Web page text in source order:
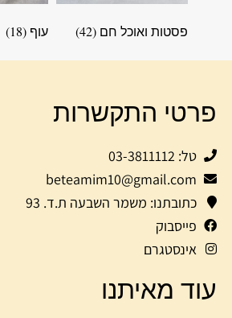
פסטות ואוכל חם (42) עוף (18)
פרטי התקשרות
טל: 03-3811112
beteamim10@gmail.com
כתובתנו: משמר השבעה ת.ד. 93
פייסבוק
אינסטגרם
עוד מאיתנו